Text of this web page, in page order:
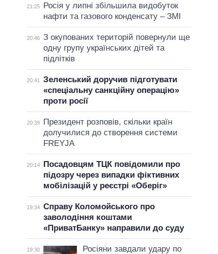
21:25
Росія у липні збільшила видобуток
нафти та газового конденсату – ЗМІ
20:46 З окупованих територій повернули ще
одну групу українських дітей та
підлітків
20:41
Зеленський доручив підготувати
«спеціальну санкційну операцію»
проти росії
20:39
Президент розповів, скільки країн
долучилися до створення системи
FREYJA
20:14
Посадовцям ТЦК повідомили про
підозру через випадки фіктивних
мобілізацій у реєстрі «Оберіг»
19:34 Справу Коломойського про
заволодіння коштами
«ПриватБанку» направили до суду
19:30
Росіяни завдали удару по